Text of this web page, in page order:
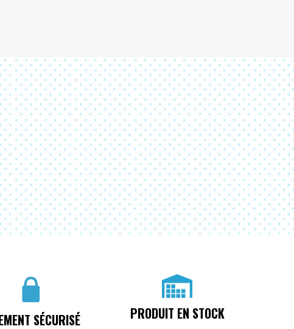
SÉCURISÉ PRODUIT EN STOCK